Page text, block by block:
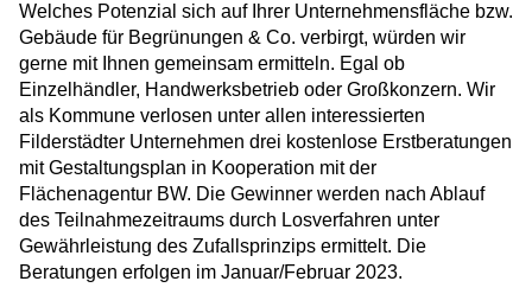
Welches Potenzial sich auf Ihrer Unternehmensfläche bzw.
Gebäude für Begrünungen & Co. verbirgt, würden wir
gerne mit Ihnen gemeinsam ermitteln. Egal ob
Einzelhändler, Handwerksbetrieb oder Großkonzern. Wir
als Kommune verlosen unter allen interessierten
Filderstädter Unternehmen drei kostenlose Erstberatungen
mit Gestaltungsplan in Kooperation mit der
Flächenagentur BW. Die Gewinner werden nach Ablauf
des Teilnahmezeitraums durch Losverfahren unter
Gewährleistung des Zufallsprinzips ermittelt. Die
Beratungen erfolgen im Januar/Februar 2023.